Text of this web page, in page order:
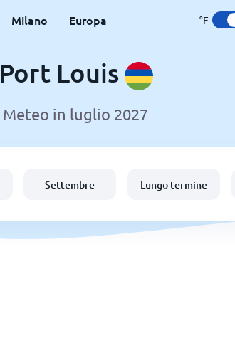
Milano Europa °F
Port Louis
Meteo in luglio 2027
Settembre Lungo termine